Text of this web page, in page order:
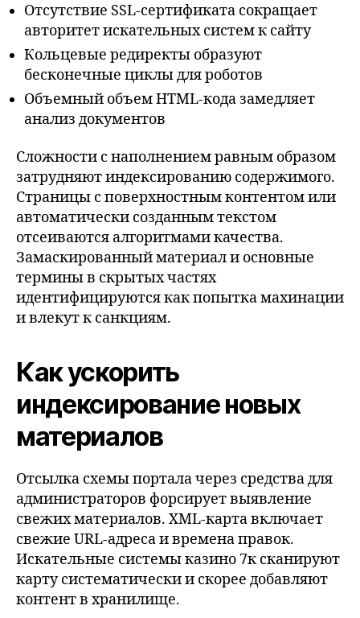
Отсутствие SSL-сертификата сокращает
авторитет искательных систем к сайту
Кольцевые редиректы образуют
бесконечные циклы для роботов
Объемный объем HTML-кода замедляет
анализ документов
Сложности с наполнением равным образом
затрудняют индексированию содержимого.
Страницы с поверхностным контентом или
автоматически созданным текстом
отсеиваются алгоритмами качества.
Замаскированный материал и основные
термины в скрытых частях
идентифицируются как попытка махинации
и влекут к санкциям.
Как ускорить
индексирование новых
материалов
Отсылка схемы портала через средства для
администраторов форсирует выявление
свежих материалов. XML-карта включает
свежие URL-адреса и времена правок.
Искательные системы казино 7к сканируют
карту систематически и скорее добавляют
контент в хранилище.